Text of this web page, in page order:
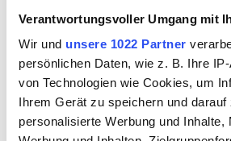
Verantwortungsvoller Umgang mit
Wir und unsere 1022 Partner
persönlichen Daten, wie z. B. Ihre
von Technologien wie Cookies, um
Ihrem Gerät zu speichern und
personalisierte Werbung und Inhalte,
Fahrleitungen für die
begonnen.
Hierzu werden die
auf dem gesamten